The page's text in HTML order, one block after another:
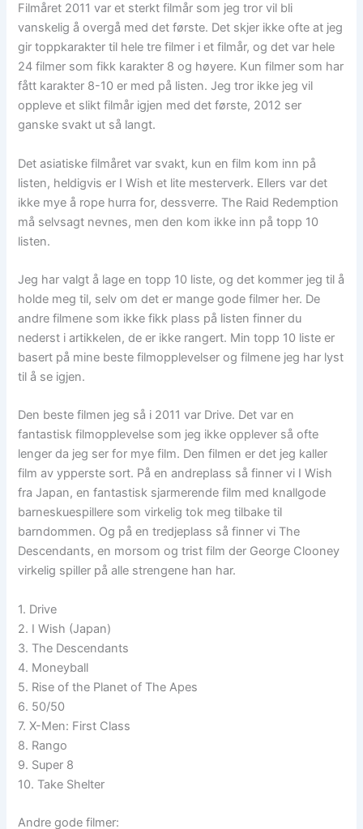
Filmåret 2011 var et sterkt filmår som jeg tror vil bli
vanskelig å overgå med det første. Det skjer ikke ofte at jeg
gir toppkarakter til hele tre filmer i et filmår, og det var hele
24 filmer som fikk karakter 8 og høyere. Kun filmer som har
fått karakter 8-10 er med på listen. Jeg tror ikke jeg vil
oppleve et slikt filmår igjen med det første, 2012 ser
ganske svakt ut så langt.
Det asiatiske filmåret var svakt, kun en film kom inn på
listen, heldigvis er I Wish et lite mesterverk. Ellers var det
ikke mye å rope hurra for, dessverre. The Raid Redemption
må selvsagt nevnes, men den kom ikke inn på topp 10
listen.
Jeg har valgt å lage en topp 10 liste, og det kommer jeg til å
holde meg til, selv om det er mange gode filmer her. De
andre filmene som ikke fikk plass på listen finner du
nederst i artikkelen, de er ikke rangert. Min topp 10 liste er
basert på mine beste filmopplevelser og filmene jeg har lyst
til å se igjen.
Den beste filmen jeg så i 2011 var Drive. Det var en
fantastisk filmopplevelse som jeg ikke opplever så ofte
lenger da jeg ser for mye film. Den filmen er det jeg kaller
film av ypperste sort. På en andreplass så finner vi I Wish
fra Japan, en fantastisk sjarmerende film med knallgode
barneskuespillere som virkelig tok meg tilbake til
barndommen. Og på en tredjeplass så finner vi The
Descendants, en morsom og trist film der George Clooney
virkelig spiller på alle strengene han har.
1. Drive
2. I Wish (Japan)
3. The Descendants
4. Moneyball
5. Rise of the Planet of The Apes
6. 50/50
7. X-Men: First Class
8. Rango
9. Super 8
10. Take Shelter
Andre gode filmer: